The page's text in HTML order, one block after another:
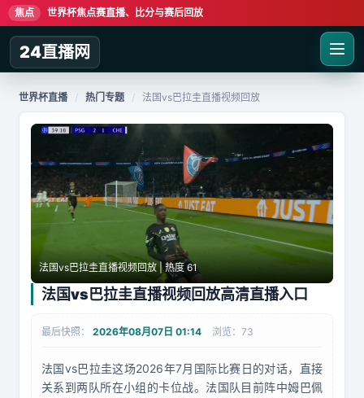
焦点 世界杯焦点赛直播、比分与赛后回放
24直播网
世界杯直播 / 热门专题 / 法国vs巴拉圭直播视频回放
法国vs巴拉圭直播视频回放 | 热度 61
法国vs巴拉圭直播视频回放高清直播入口
最后快照： 2026年08月07日 01:14 浏览：73
法国vs巴拉圭这场2026年7月国际比赛日的对话，直接
关系到两队所在小组的卡位战。法国队目前阵中姆巴佩